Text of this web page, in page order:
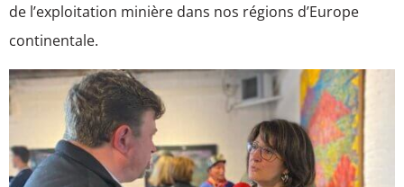
de l’exploitation minière dans nos régions d’Europe
continentale.